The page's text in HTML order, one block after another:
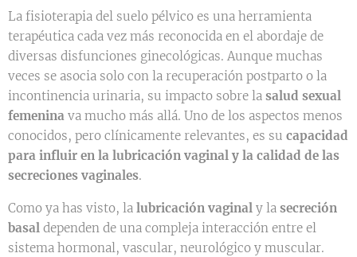
La fisioterapia del suelo pélvico es una herramienta
terapéutica cada vez más reconocida en el abordaje de
diversas disfunciones ginecológicas. Aunque muchas
veces se asocia solo con la recuperación postparto o la
incontinencia urinaria, su impacto sobre la salud sexual
femenina va mucho más allá. Uno de los aspectos menos
conocidos, pero clínicamente relevantes, es su capacidad
para influir en la lubricación vaginal y la calidad de las
secreciones vaginales.
Como ya has visto, la lubricación vaginal y la secreción
basal dependen de una compleja interacción entre el
sistema hormonal, vascular, neurológico y muscular.